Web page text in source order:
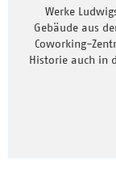
Werke
Gebäude aus
Coworking-
Historie auch in